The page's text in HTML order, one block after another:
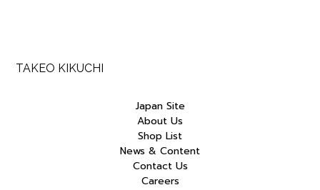
TAKEO KIKUCHI
Japan Site
About Us
Shop List
News & Content
Contact Us
Careers